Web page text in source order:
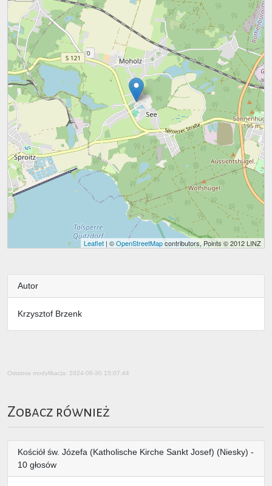
Leaflet | ©OpenStreetMapcontributors, Points © 2012 LINZ
Autor
Krzysztof Brzenk
Ostatnia modyfikacja: 2024-06-30 15:07:44
Zobacz również
Kościół św. Józefa (Katholische Kirche Sankt Josef) (Niesky) -
10 głosów